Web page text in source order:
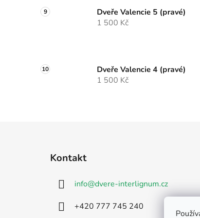
Dveře Valencie 5 (pravé)
1 500 Kč
Dveře Valencie 4 (pravé)
1 500 Kč
Kontakt
info@dvere-interlignum.cz
‭+420 777 745 240‬‬